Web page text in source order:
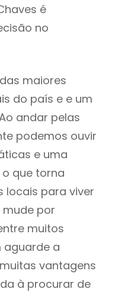
é
no
maiores
do país e e um
andar pelas
podemos ouvir
e uma
que torna
locais para viver
mude por
muitos
aguarde a
vantagens
à procurar de